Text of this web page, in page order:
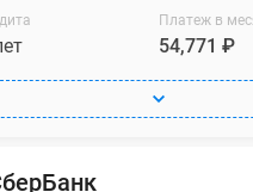
Платеж в
54,771 ₽